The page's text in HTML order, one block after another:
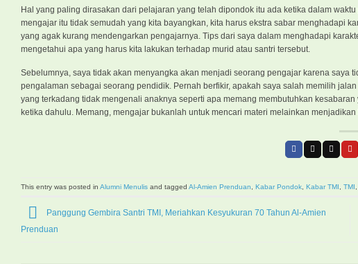
Hal yang paling dirasakan dari pelajaran yang telah dipondok itu ada ketika dalam
mengajar itu tidak semudah yang kita bayangkan, kita harus ekstra sabar menghadapi
yang agak kurang mendengarkan pengajarnya. Tips dari saya dalam menghadapi
mengetahui apa yang harus kita lakukan terhadap murid atau santri tersebut.
Sebelumnya, saya tidak akan menyangka akan menjadi seorang pengajar karena saya
pengalaman sebagai seorang pendidik. Pernah berfikir, apakah saya salah memilih
yang terkadang tidak mengenali anaknya seperti apa memang membutuhkan
ketika dahulu. Memang, mengajar bukanlah untuk mencari materi melainkan
This entry was posted in Alumni Menulis and tagged Al-Amien Prenduan Kabar Pondok Kabar TMI TMI
Panggung Gembira Santri TMI, Meriahkan Kesyukuran 70 Tahun Al-Amien
Prenduan